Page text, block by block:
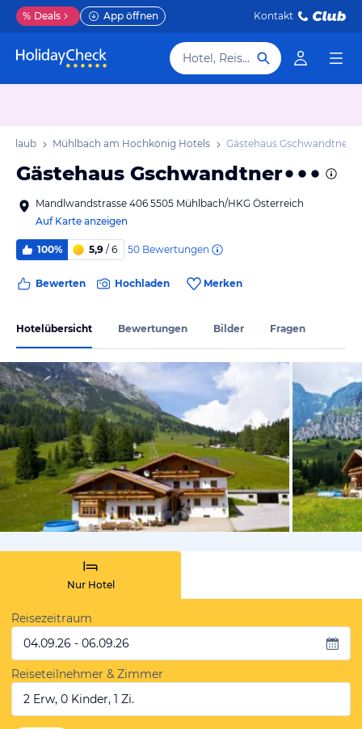
% Deals App öffnen Kontakt
Hotel, Reiseziel
Urlaub Mühlbach am Hochkönig Hotels Gästehaus Gschwandtner
Gästehaus Gschwandtner
Mandlwandstrasse 406 5505 Mühlbach/HKG Österreich
Auf Karte anzeigen
100% 5,9 / 6 50 Bewertungen
Bewerten Hochladen Merken
Hotelübersicht Bewertungen Bilder Fragen
vom
Nur Hotel
Reisezeitraum
04.09.26 - 06.09.26
Reiseteilnehmer & Zimmer
2 Erw, 0 Kinder, 1 Zi.